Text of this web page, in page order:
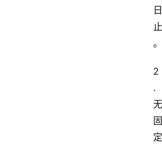
日
止
。
2
.
无
固
定